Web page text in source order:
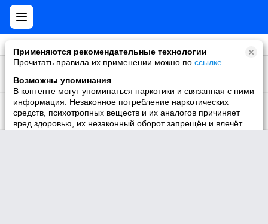
Применяются рекомендательные технологии
Прочитать правила их применении можно по ссылке
Возможны упоминания
В контенте могут упоминаться наркотики и связанная с ними
информация. Незаконное потребление наркотических
средств, психотропных веществ и их аналогов причиняет
вред здоровью, их незаконный оборот запрещён и влечёт
Записки Казановы
Участник
То что надо!
Участник